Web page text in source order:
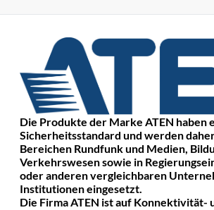
Die Produkte der Marke ATEN haben
Sicherheitsstandard und werden
Bereichen Rundfunk und Medien,
Verkehrswesen sowie in
oder anderen vergleichbaren
Institutionen eingesetzt.
Die Firma ATEN ist auf Konnektivität-